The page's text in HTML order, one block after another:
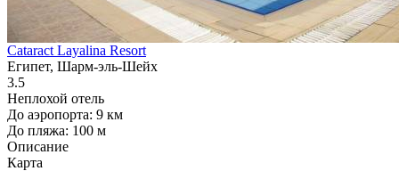
Cataract Layalina Resort
Египет, Шарм-эль-Шейх
3.5
Неплохой отель
До аэропорта: 9 км
До пляжа: 100 м
Описание
Карта